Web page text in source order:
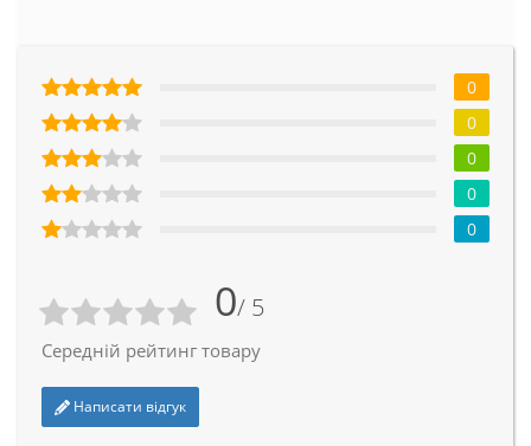
0/ 5
Середній рейтинг товару
Написати відгук
0
0
0
0
0